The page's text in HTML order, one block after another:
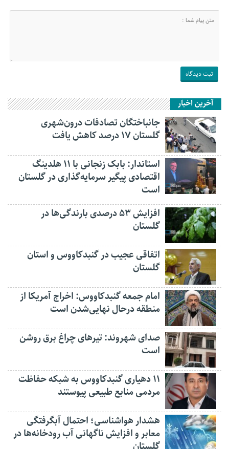
آخرین اخبار
جانباختگان تصادفات درون‌شهری
گلستان ۱۷ درصد کاهش یافت
استاندار: بابک زنجانی با ۱۱ هلدینگ
اقتصادی پیگیر سرمایه‌گذاری در گلستان
است
افزایش ۵۳ درصدی بارندگی‌ها در
گلستان
اتفاقی عجیب در‌ گنبدکاووس و استان
گلستان
امام جمعه گنبدکاووس: اخراج آمریکا از
منطقه درحال نهایی‌شدن است
صدای شهروند: تیرهای چراغ برق روشن
است
۱۱ دهیاری گنبدکاووس به شبکه حفاظت
مردمی منابع طبیعی پیوستند
هشدار هواشناسی؛ احتمال آبگرفتگی
معابر و افزایش ناگهانی آب رودخانه‌ها در